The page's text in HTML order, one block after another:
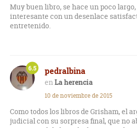
Muy buen libro, se hace un poco
interesante con un desenlace
entretenido.
pedralbina
La herencia
6.5
10 de noviembre de 2015
Como todos los libros de Grisham, el
judicial con su sorpresa final, que no